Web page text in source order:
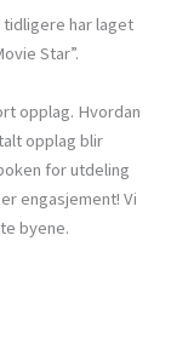
har laget
Star”.
opplag. Hvordan
opplag blir
for utdeling
engasjement! Vi
byene.